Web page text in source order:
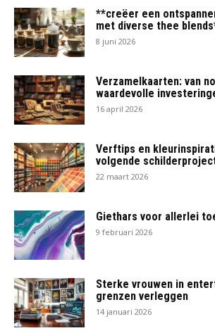
**creëer een
met diverse thee
8 juni 2026
Verzamelkaarten: van
waardevolle
16 april 2026
Verftips en
volgende
22 maart 2026
Giethars voor allerlei
9 februari 2026
Sterke vrouwen in
grenzen verleggen
14 januari 2026